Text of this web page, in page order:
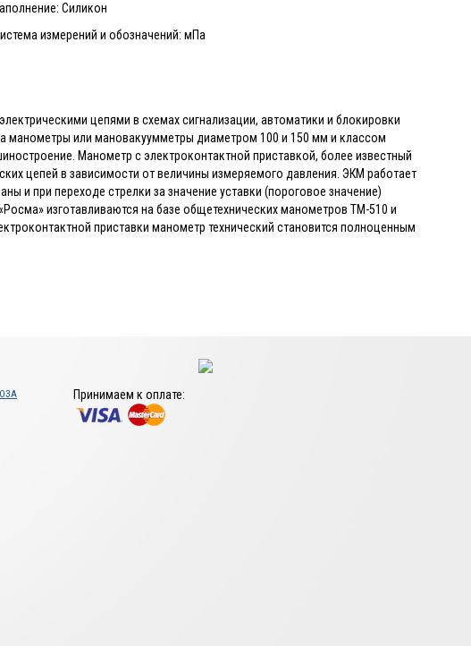
Силикон
измерений и обозначений: мПа
цепями в схемах сигнализации, автоматики и блокировки
манометры или мановакуумметры диаметром 100 и 150 мм и классом
Манометр с электроконтактной приставкой, более известный
цепей в зависимости от величины измеряемого давления. ЭКМ работает
и при переходе стрелки за значение уставки (пороговое значение)
изготавливаются на базе общетехнических манометров ТМ-510 и
приставки манометр технический становится полноценным
Принимаем к оплате: